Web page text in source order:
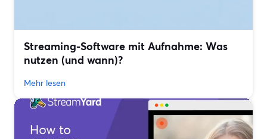
Streaming-Software mit Aufnahme: Was
nutzen (und wann)?
Mehr lesen